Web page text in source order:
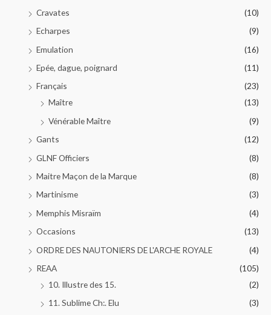
Cravates
(10)
Echarpes
(9)
Emulation
(16)
Epée, dague, poignard
(11)
Français
(23)
Maître
(13)
Vénérable Maître
(9)
Gants
(12)
GLNF Officiers
(8)
Maitre Maçon de la Marque
(8)
Martinisme
(3)
Memphis Misraïm
(4)
Occasions
(13)
ORDRE DES NAUTONIERS DE L'ARCHE ROYALE
(4)
REAA
(105)
10. Illustre des 15.
(2)
11. Sublime Ch:. Elu
(3)